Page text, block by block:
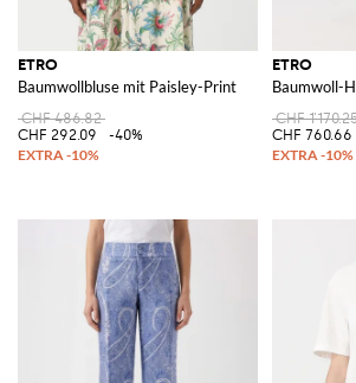
ETRO
Baumwollbluse mit Paisley-Print
CHF 486.82
CHF 292.09
-40%
ETRO
Baumwoll-
CHF
CHF 760.66